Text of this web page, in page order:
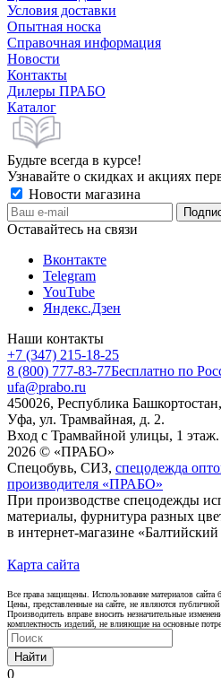
Условия доставки
Опытная носка
Справочная информация
Новости
Контакты
Дилеры ПРАБО
Каталог
Будьте всегда в курсе!
Узнавайте о скидках и акциях
Новости магазина
Оставайтесь на связи
Вконтакте
Telegram
YouTube
Яндекс.Дзен
Наши контакты
+7 (347) 215-18-25
8 (800) 777-83-77Бесплатно по
ufa@prabo.ru
450026, Республика Башкортостан,
Уфа, ул. Трамвайная, д. 2.
Вход с Трамвайной улицы, 1 этаж.
2026 © «ПРАБО»
Спецобувь, СИЗ, спецодежда
производителя «ПРАБО»
При производстве спецодежды
материалы, фурнитура разных
в интернет-магазине
Карта сайта
Все права защищены. Использование материалов сайта
Цены, представленные на сайте, не являются
Производитель вправе вносить незначительные
комплектность изделий, не влияющие на основные
Найти
0